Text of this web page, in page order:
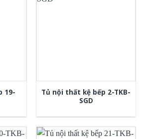
19-
Tủ nội thất kệ bếp 2-TKB-
SGD